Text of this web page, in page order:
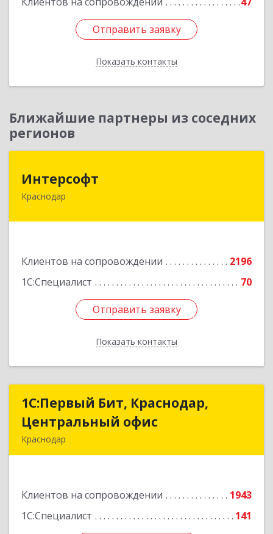
Отправить заявку
Показать контакты
Отправить заявку
Назад
Ближайшие партнеры из соседних
регионов
Интерсофт
Краснодар
Клиентов на сопровождении
2196
1С:Специалист
70
Отправить заявку
Показать контакты
350020, Краснодарский край, Краснодар г,
Отправить заявку
Назад
1С:Первый Бит, Краснодар,
Центральный офис
Краснодар
Клиентов на сопровождении
1943
1С:Специалист
141
1С:Первый Бит, Краснодар,
Центральный офис
Подробнее